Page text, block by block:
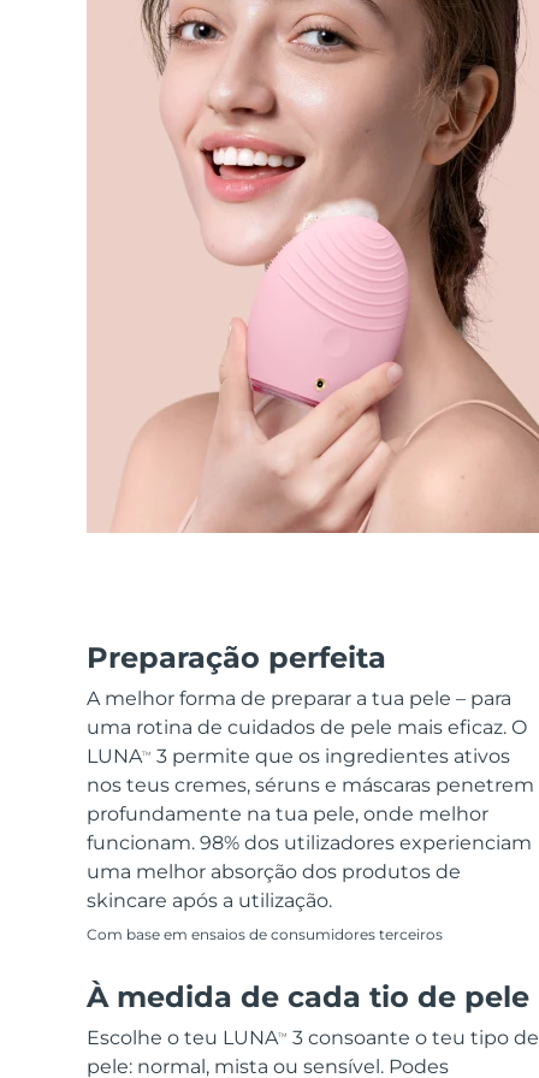
Preparação perfeita
A melhor forma de preparar a tua pele – para
uma rotina de cuidados de pele mais eficaz. O
LUNATM
3 permite que os ingredientes ativos
nos teus cremes, séruns e máscaras penetrem
profundamente na tua pele, onde melhor
funcionam. 98% dos utilizadores experienciam
uma melhor absorção dos produtos de
skincare após a utilização.
Com base em ensaios de consumidores terceiros
À medida de cada tio de pele
Escolhe o teu LUNATM
3 consoante o teu tipo de
pele: normal, mista ou sensível. Podes